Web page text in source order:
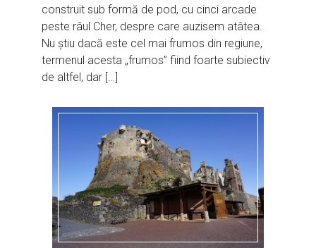
construit sub formă de pod, cu cinci arcade
peste râul Cher, despre care auzisem atâtea.
Nu știu dacă este cel mai frumos din regiune,
termenul acesta „frumos” fiind foarte subiectiv
de altfel, dar […]